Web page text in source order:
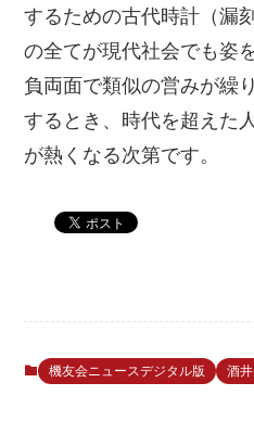
するための古代時計（漏
の全てが現代社会でも姿
負両面で類似の営みが繰
するとき、時代を超えた
が熱くなる次第です。
機友会ニュースデジタル版 酒